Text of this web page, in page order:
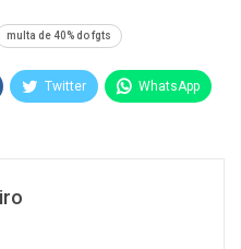
multa de 40% do fgts
Twitter WhatsApp